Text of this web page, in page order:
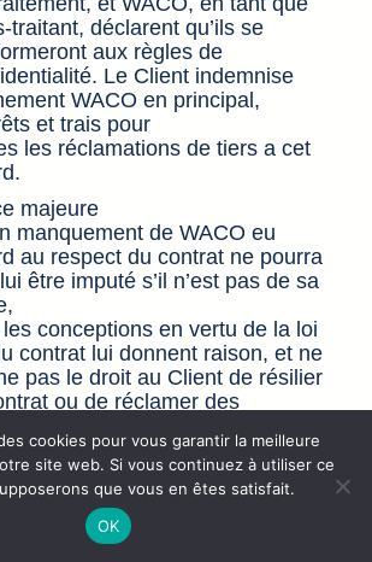
traitant, déclarent qu’ils se
aux règles de
Le Client indemnise
WACO en principal,
et trais pour
les réclamations de tiers a cet
majeure
manquement de WACO eu
au respect du contrat ne pourra
être imputé s’il n’est pas de sa
conceptions en vertu de la loi
contrat lui donnent raison, et ne
pas le droit au Client de résilier
ou de réclamer des
force majeure, on entend en
les cas : des manquements
la suppression imprévue
problèmes de transport, des
cookies pour vous garantir la meilleure
site web. Si vous continuez à utiliser ce
que vous en êtes satisfait.
OK